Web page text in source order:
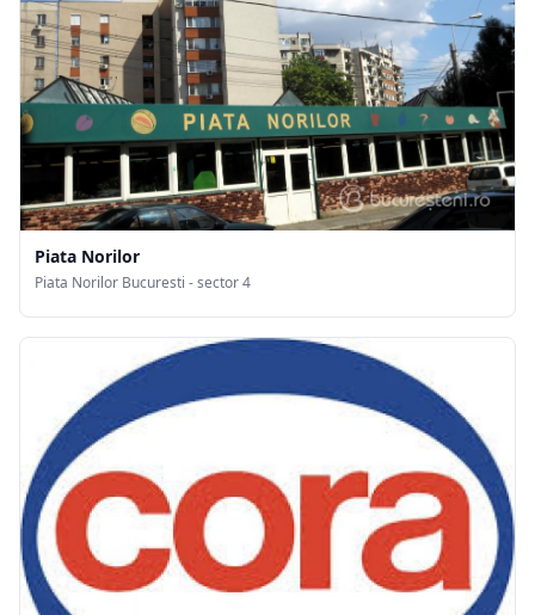
Piata Norilor
Piata Norilor Bucuresti - sector 4